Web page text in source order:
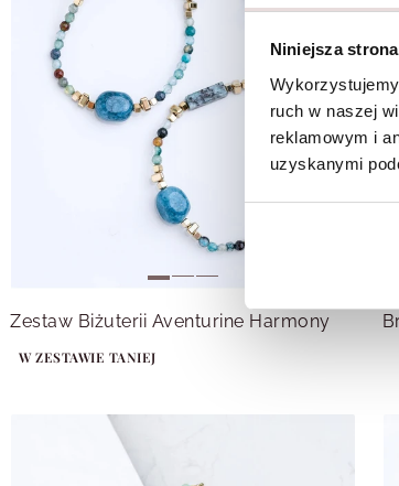
Niniejsza
ruch w naszej
reklamowym i
uzyskanymi
Zestaw Biżuterii Aventurine Harmony
W ZESTAWIE TANIEJ